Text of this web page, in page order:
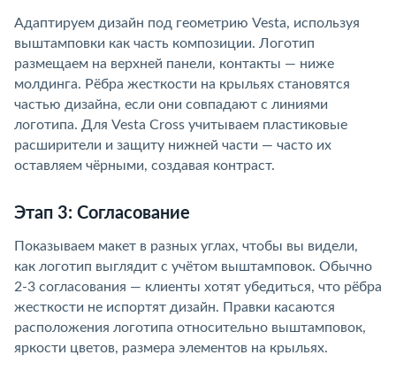
Адаптируем дизайн под геометрию Vesta, используя
выштамповки как часть композиции. Логотип
размещаем на верхней панели, контакты — ниже
молдинга. Рёбра жесткости на крыльях становятся
частью дизайна, если они совпадают с линиями
логотипа. Для Vesta Cross учитываем пластиковые
расширители и защиту нижней части — часто их
оставляем чёрными, создавая контраст.
Этап 3: Согласование
Показываем макет в разных углах, чтобы вы видели,
как логотип выглядит с учётом выштамповок. Обычно
2-3 согласования — клиенты хотят убедиться, что рёбра
жесткости не испортят дизайн. Правки касаются
расположения логотипа относительно выштамповок,
яркости цветов, размера элементов на крыльях.